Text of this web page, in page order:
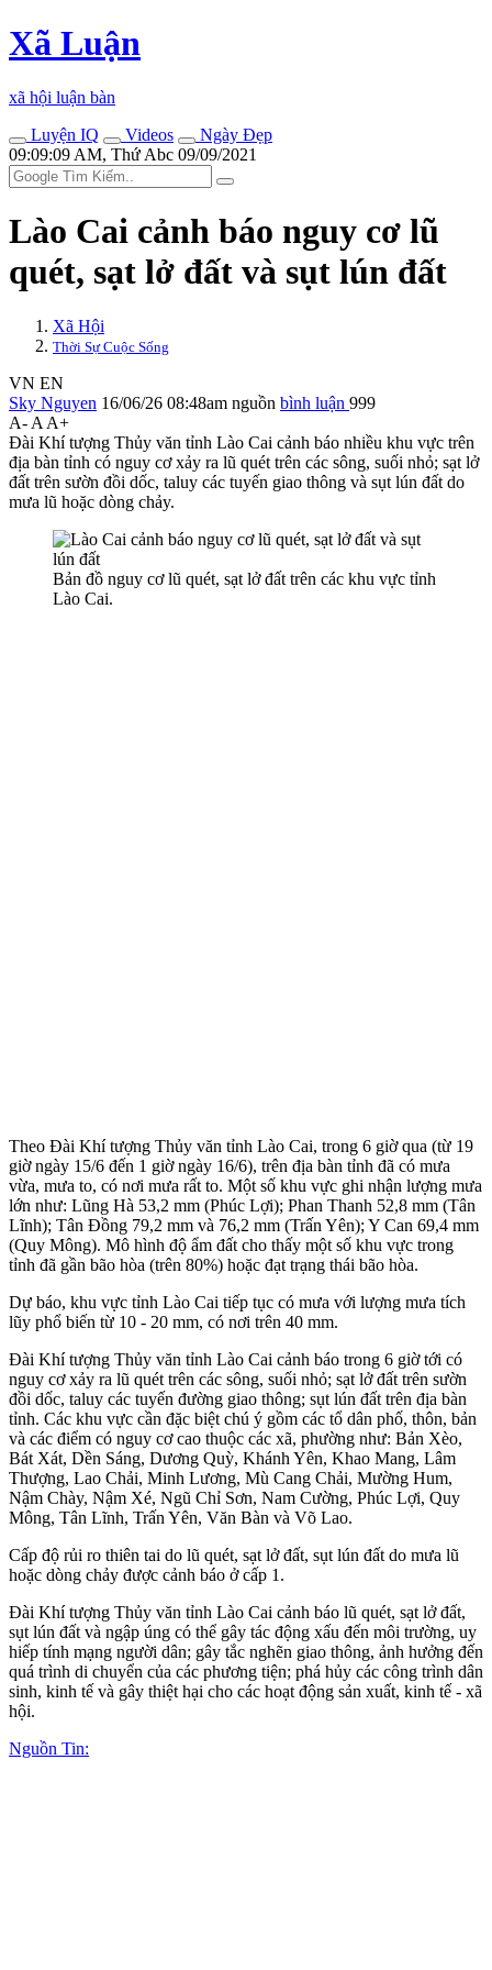
Xã Luận
xã hội luận bàn
Luyện IQ
Videos
Ngày Đẹp
09:09:09 AM, Thứ Abc 09/09/2021
Lào Cai cảnh báo nguy cơ lũ
quét, sạt lở đất và sụt lún đất
Xã Hội
Thời Sự Cuộc Sống
VN EN
Sky Nguyen 16/06/26 08:48am nguồn bình luận 999
A- A A+
Đài Khí tượng Thủy văn tỉnh Lào Cai cảnh báo nhiều khu vực trên
địa bàn tỉnh có nguy cơ xảy ra lũ quét trên các sông, suối nhỏ; sạt lở
đất trên sườn đồi dốc, taluy các tuyến giao thông và sụt lún đất do
mưa lũ hoặc dòng chảy.
Bản đồ nguy cơ lũ quét, sạt lở đất trên các khu vực tỉnh
Lào Cai.
Theo Đài Khí tượng Thủy văn tỉnh Lào Cai, trong 6 giờ qua (từ 19
giờ ngày 15/6 đến 1 giờ ngày 16/6), trên địa bàn tỉnh đã có mưa
vừa, mưa to, có nơi mưa rất to. Một số khu vực ghi nhận lượng mưa
lớn như: Lũng Hà 53,2 mm (Phúc Lợi); Phan Thanh 52,8 mm (Tân
Lĩnh); Tân Đồng 79,2 mm và 76,2 mm (Trấn Yên); Y Can 69,4 mm
(Quy Mông). Mô hình độ ẩm đất cho thấy một số khu vực trong
tỉnh đã gần bão hòa (trên 80%) hoặc đạt trạng thái bão hòa.
Dự báo, khu vực tỉnh Lào Cai tiếp tục có mưa với lượng mưa tích
lũy phổ biến từ 10 - 20 mm, có nơi trên 40 mm.
Đài Khí tượng Thủy văn tỉnh Lào Cai cảnh báo trong 6 giờ tới có
nguy cơ xảy ra lũ quét trên các sông, suối nhỏ; sạt lở đất trên sườn
đồi dốc, taluy các tuyến đường giao thông; sụt lún đất trên địa bàn
tỉnh. Các khu vực cần đặc biệt chú ý gồm các tổ dân phố, thôn, bản
và các điểm có nguy cơ cao thuộc các xã, phường như: Bản Xèo,
Bát Xát, Dền Sáng, Dương Quỳ, Khánh Yên, Khao Mang, Lâm
Thượng, Lao Chải, Minh Lương, Mù Cang Chải, Mường Hum,
Nậm Chày, Nậm Xé, Ngũ Chỉ Sơn, Nam Cường, Phúc Lợi, Quy
Mông, Tân Lĩnh, Trấn Yên, Văn Bàn và Võ Lao.
Cấp độ rủi ro thiên tai do lũ quét, sạt lở đất, sụt lún đất do mưa lũ
hoặc dòng chảy được cảnh báo ở cấp 1.
Đài Khí tượng Thủy văn tỉnh Lào Cai cảnh báo lũ quét, sạt lở đất,
sụt lún đất và ngập úng có thể gây tác động xấu đến môi trường, uy
hiế‌p tính mạng người dân; gây tắc nghẽn giao thông, ảnh hưởng đến
quá trình di chuyển của các phương tiện; phá hủy các công trình dân
sinh, kinh tế và gây thiệt hại cho các hoạt động sản xuất, kinh tế - xã
hội.
Nguồn Tin: